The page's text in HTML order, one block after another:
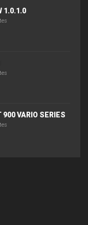
1.0.1.0
900 VARIO SERIES